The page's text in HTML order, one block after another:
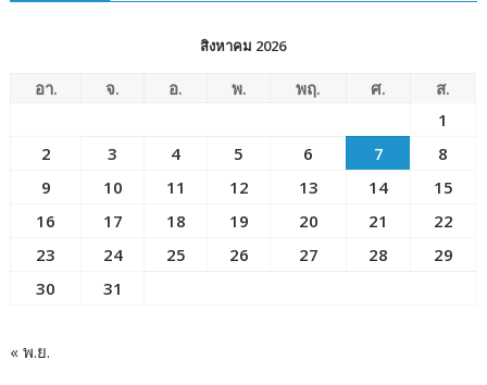
สิงหาคม 2026
อา. จ. อ. พ. พฤ. ศ.
ส.
1
2
3 4 5 6 7
8
9
10 11 12 13 14
15
16
17 18 19 20 21
22
23
24 25 26 27 28
29
30
31
« พ.ย.